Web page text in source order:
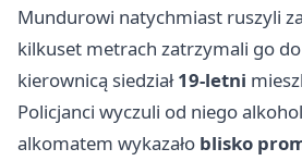
Mundurowi natychmiast ruszyli
kilkuset metrach zatrzymali go
kierownicą siedział19-letni
Policjanci wyczuli od niego
alkomatem wykazało blisko